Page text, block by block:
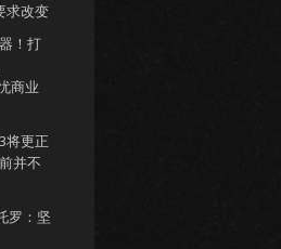
求改变
！打
商业
将更正
并不
罗：坚